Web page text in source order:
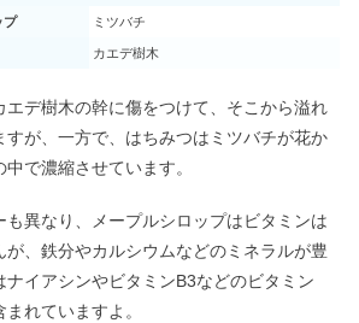
プ ミツバチ
カエデ樹木
エデ樹木の幹に傷をつけて、そこから溢れ
すが、一方で、はちみつはミツバチが花か
で濃縮させています。
も異なり、メープルシロップはビタミンは
、鉄分やカルシウムなどのミネラルが豊
イアシンやビタミンB3などのビタミン
れていますよ。